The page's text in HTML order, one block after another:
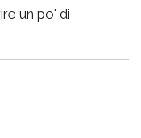
un po' di